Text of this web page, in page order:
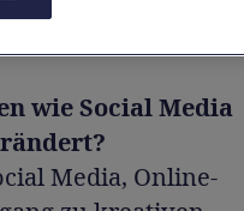
die
wie Social Media
Media, Online-